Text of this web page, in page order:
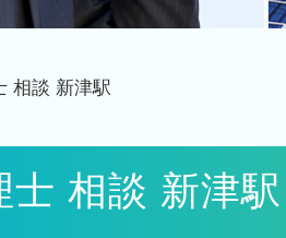
相談 新津駅
士 相談 新津駅